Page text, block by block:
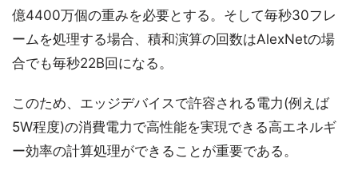
億4400万個の重みを必要とする。そして毎秒30フレ
ームを処理する場合、積和演算の回数はAlexNetの場
合でも毎秒22B回になる。
このため、エッジデバイスで許容される電力(例えば
5W程度)の消費電力で高性能を実現できる高エネルギ
ー効率の計算処理ができることが重要である。